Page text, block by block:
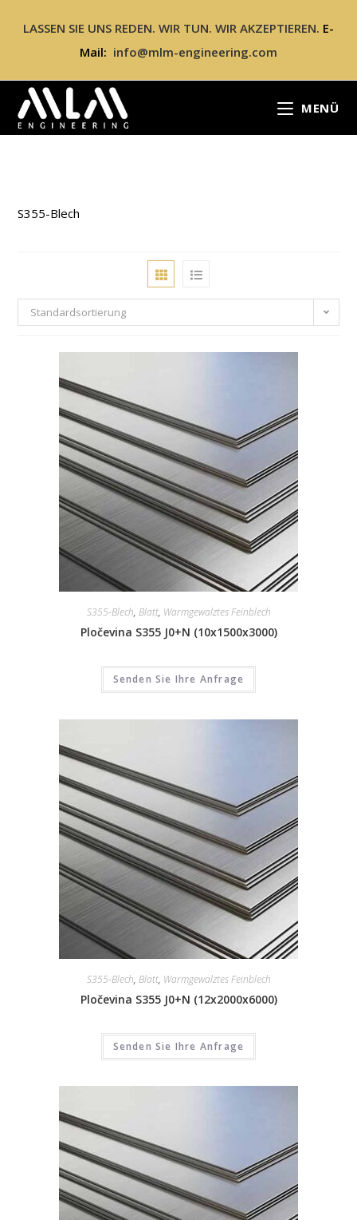
LASSEN SIE UNS REDEN. WIR TUN. WIR AKZEPTIEREN. E-
Mail: info@mlm-engineering.com
MENÜ
S355-Blech
Standardsortierung
S355-Blech, Blatt, Warmgewalztes Feinblech
Pločevina S355 J0+N (10x1500x3000)
Senden Sie Ihre Anfrage
S355-Blech, Blatt, Warmgewalztes Feinblech
Pločevina S355 J0+N (12x2000x6000)
Senden Sie Ihre Anfrage